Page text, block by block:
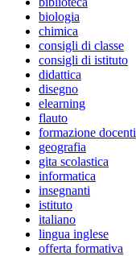
biologia
chimica
consigli di classe
consigli di istituto
didattica
disegno
elearning
flauto
formazione docenti
geografia
gita scolastica
informatica
insegnanti
istituto
italiano
lingua inglese
offerta formativa